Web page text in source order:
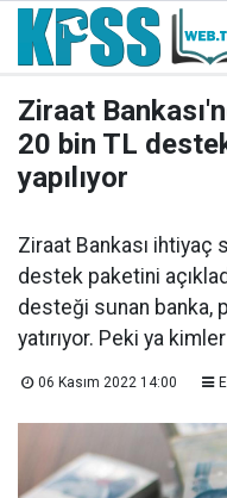
Ziraat
20 bin TL
yapılıyor
Ziraat Bankası ihtiyaç
destek paketini
desteği sunan banka,
yatırıyor. Peki ya
06 Kasım 2022 14:00